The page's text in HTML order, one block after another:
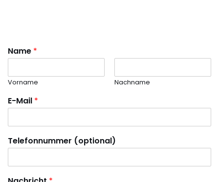
Name *
Vorname Nachname
E-Mail *
Telefonnummer (optional)